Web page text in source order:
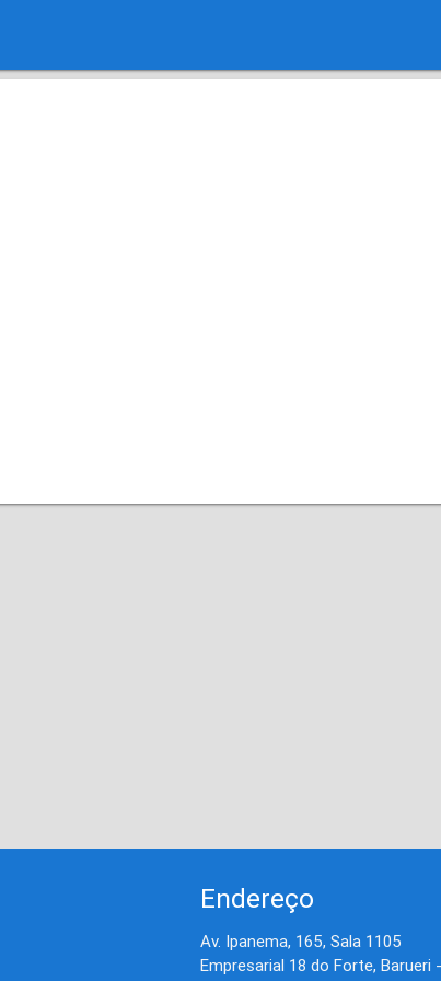
Endereço
Av. Ipanema, 165, Sala 1105
Empresarial 18 do Forte, Barueri